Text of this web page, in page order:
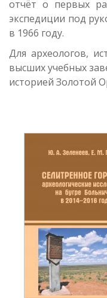
отчёт о первых
экспедиции под
в 1966 году.
Для археологов,
высших учебных
историей Золотой